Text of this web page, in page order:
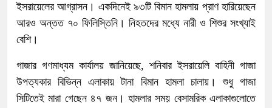
ইসরায়েলের আগ্রাসন। একদিনেই ৯৩টি বিমান হামলায় প্রাণ হারিয়েছেন
আরও অন্তত ৭০ ফিলিস্তিনি। নিহতদের মধ্যে নারী ও শিশুর সংখ্যাই
বেশি।
গাজার গণমাধ্যম কার্যালয় জানিয়েছে, শনিবার ইসরায়েলি বাহিনী গাজা
উপত্যকার বিভিন্ন এলাকায় টানা বিমান হামলা চালায়। শুধু গাজা
সিটিতেই মারা গেছেন ৪৭ জন। হামলার সময় বেসামরিক এলাকাগুলোতে